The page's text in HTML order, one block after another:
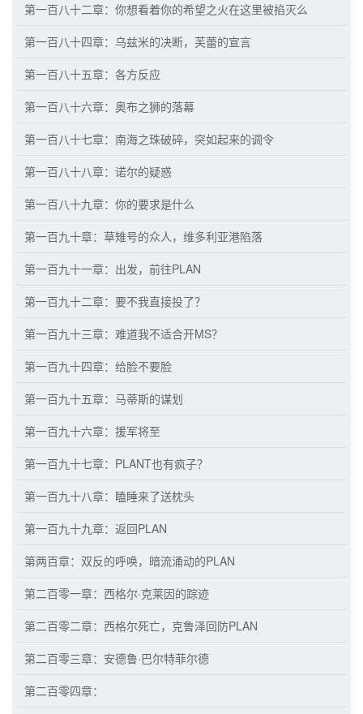
第一百八十二章：你想看着你的希望之火在这里被掐灭么
第一百八十四章：乌兹米的决断，芙蕾的宣言
第一百八十五章：各方反应
第一百八十六章：奥布之狮的落幕
第一百八十七章：南海之珠破碎，突如起来的调令
第一百八十八章：诺尔的疑惑
第一百八十九章：你的要求是什么
第一百九十章：草雉号的众人，维多利亚港陷落
第一百九十一章：出发，前往PLAN
第一百九十二章：要不我直接投了？
第一百九十三章：难道我不适合开MS？
第一百九十四章：给脸不要脸
第一百九十五章：马蒂斯的谋划
第一百九十六章：援军将至
第一百九十七章：PLANT也有疯子？
第一百九十八章：瞌睡来了送枕头
第一百九十九章：返回PLAN
第两百章：双反的呼唤，暗流涌动的PLAN
第二百零一章：西格尔·克莱因的踪迹
第二百零二章：西格尔死亡，克鲁泽回防PLAN
第二百零三章：安德鲁·巴尔特菲尔德
第二百零四章：